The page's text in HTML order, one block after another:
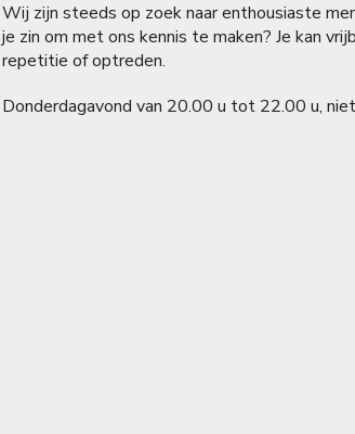
Wij zijn steeds op zoek naar enthousiaste
je zin om met ons kennis te maken? Je kan
repetitie of optreden.
Donderdagavond van 20.00 u tot 22.00 u,